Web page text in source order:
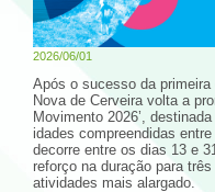
2026/06/01
Após o sucesso da
Nova de Cerveira volta a
Movimento 2026’,
idades compreendidas
decorre entre os dias 13 e
reforço na duração para
atividades mais alargado.